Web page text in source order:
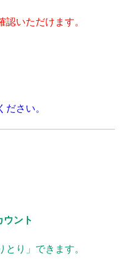
いただけます。
さい。
ント
り」できます。